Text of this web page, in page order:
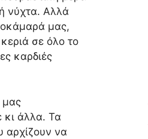
νύχτα. Αλλά
μας,
σε όλο το
καρδιές
μας
κι άλλα. Τα
αρχίζουν να